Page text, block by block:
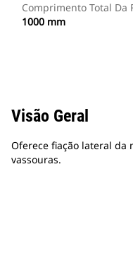
Comprimento Total Da
1000 mm
Visão Geral
Oferece fiação lateral da
vassouras.